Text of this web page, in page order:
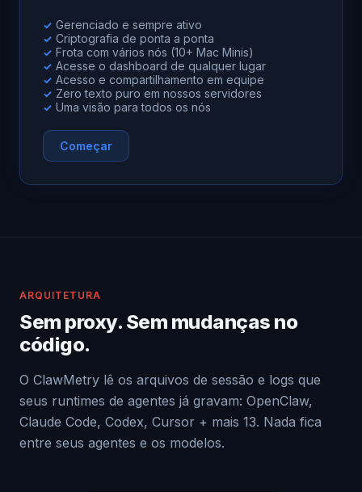
✓ Gerenciado e sempre ativo
✓ Criptografia de ponta a ponta
✓ Frota com vários nós (10+ Mac Minis)
✓ Acesse o dashboard de qualquer lugar
✓ Acesso e compartilhamento em equipe
✓ Zero texto puro em nossos servidores
✓ Uma visão para todos os nós
Começar
ARQUITETURA
Sem proxy. Sem mudanças no
código.
O ClawMetry lê os arquivos de sessão e logs que
seus runtimes de agentes já gravam: OpenClaw,
Claude Code, Codex, Cursor + mais 13. Nada fica
entre seus agentes e os modelos.